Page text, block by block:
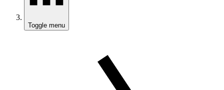
Toggle menu